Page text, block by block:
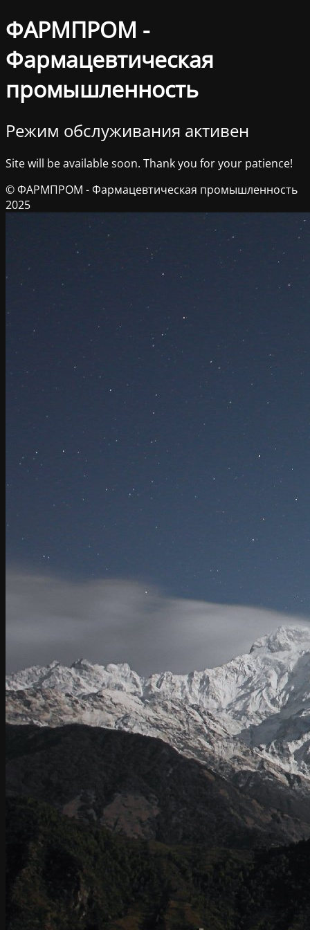
ФАРМПРОМ -
Фармацевтическая
промышленность
Режим обслуживания активен
Site will be available soon. Thank you for your patience!
© ФАРМПРОМ - Фармацевтическая промышленность
2025